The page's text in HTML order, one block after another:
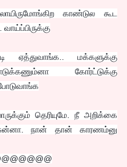
காண்டுல கூட
ஏத்துவாங்க.. மக்களுக்கு
கோர்ட்டுக்கு
தெரியுமே. நீ அறிக்கை
நான் தான் காரணம்னு